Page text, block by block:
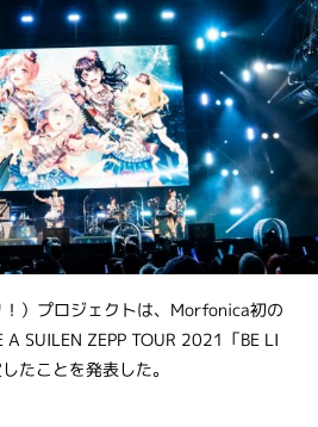
）プロジェクトは、Morfonica初の
SUILEN ZEPP TOUR 2021「BE LI
たことを発表した。